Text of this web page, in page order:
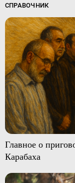
СПРАВОЧНИК
Главное о
Карабаха